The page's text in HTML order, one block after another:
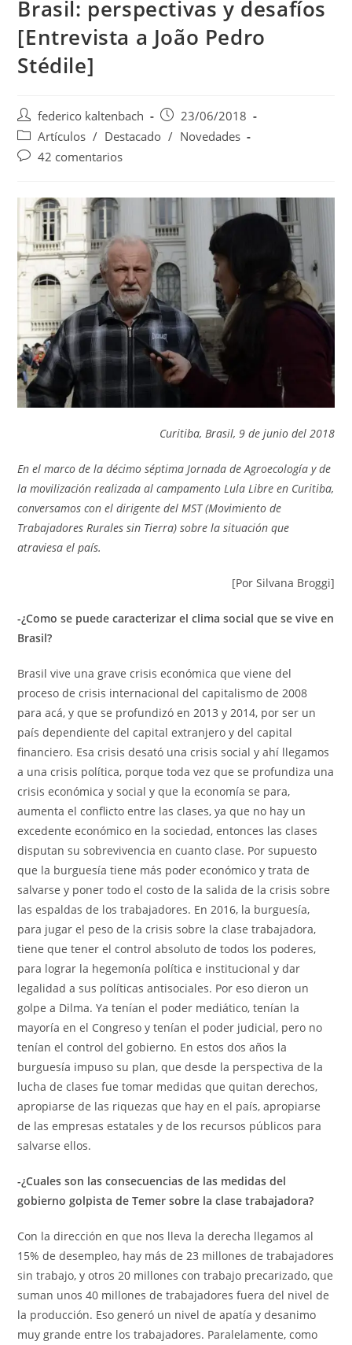
Brasil: perspectivas y desafíos
[Entrevista a João Pedro
Stédile]
Autor
de
la
entrada:
federico kaltenbach
Publicación
de
23/06/2018
Categoría
de
Artículos / Destacado / Novedades
Comentarios
entrada:
42 comentarios
Curitiba, Brasil, 9 de junio del 2018
En el marco de la décimo séptima Jornada de Agroecología y de
la movilización realizada al campamento Lula Libre en Curitiba,
conversamos con el dirigente del MST (Movimiento de
Trabajadores Rurales sin Tierra) sobre la situación que
atraviesa el país.
[Por Silvana Broggi]
-¿Como se puede caracterizar el clima social que se vive en
Brasil?
Brasil vive una grave crisis económica que viene del
proceso de crisis internacional del capitalismo de 2008
para acá, y que se profundizó en 2013 y 2014, por ser un
país dependiente del capital extranjero y del capital
financiero. Esa crisis desató una crisis social y ahí llegamos
a una crisis política, porque toda vez que se profundiza una
crisis económica y social y que la economía se para,
aumenta el conflicto entre las clases, ya que no hay un
excedente económico en la sociedad, entonces las clases
disputan su sobrevivencia en cuanto clase. Por supuesto
que la burguesía tiene más poder económico y trata de
salvarse y poner todo el costo de la salida de la crisis sobre
las espaldas de los trabajadores. En 2016, la burguesía,
para jugar el peso de la crisis sobre la clase trabajadora,
tiene que tener el control absoluto de todos los poderes,
para lograr la hegemonía política e institucional y dar
legalidad a sus políticas antisociales. Por eso dieron un
golpe a Dilma. Ya tenían el poder mediático, tenían la
mayoría en el Congreso y tenían el poder judicial, pero no
tenían el control del gobierno. En estos dos años la
burguesía impuso su plan, que desde la perspectiva de la
lucha de clases fue tomar medidas que quitan derechos,
apropiarse de las riquezas que hay en el país, apropiarse
de las empresas estatales y de los recursos públicos para
salvarse ellos.
-¿Cuales son las consecuencias de las medidas del
gobierno golpista de Temer sobre la clase trabajadora?
Con la dirección en que nos lleva la derecha llegamos al
15% de desempleo, hay más de 23 millones de trabajadores
sin trabajo, y otros 20 millones con trabajo precarizado, que
suman unos 40 millones de trabajadores fuera del nivel de
la producción. Eso generó un nivel de apatía y desanimo
muy grande entre los trabajadores. Paralelamente, como